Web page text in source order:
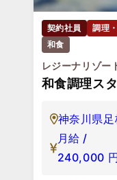
契約社員 調理
和食
レジーナリゾー
和食調理ス
神奈川県
月給 /
240,000